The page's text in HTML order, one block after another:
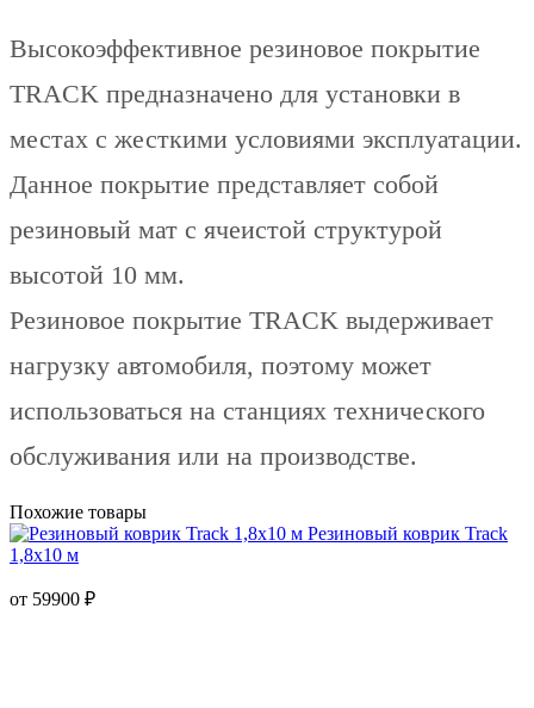
Высокоэффективное резиновое покрытие
TRACK предназначено для установки в
местах с жесткими условиями эксплуатации.
Данное покрытие представляет собой
резиновый мат с ячеистой структурой
высотой 10 мм.
Резиновое покрытие TRACK выдерживает
нагрузку автомобиля, поэтому может
использоваться на станциях технического
обслуживания или на производстве.
Похожие товары
Резиновый коврик Track
1,8х10 м
от 59900 ₽